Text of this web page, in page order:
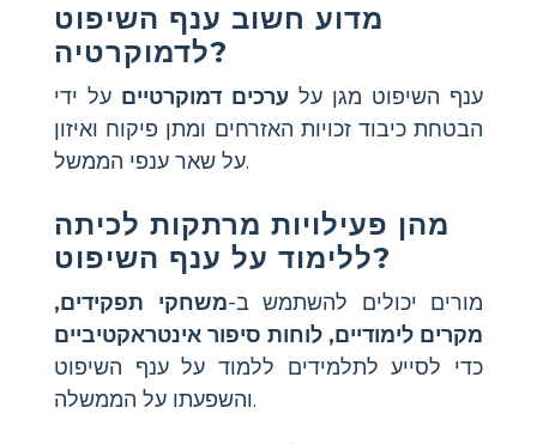
מדוע חשוב ענף השיפוט
לדמוקרטיה?
ענף השיפוט מגן על ערכים דמוקרטיים על ידי
הבטחת כיבוד זכויות האזרחים ומתן פיקוח ואיזון
על שאר ענפי הממשל.
מהן פעילויות מרתקות לכיתה
ללימוד על ענף השיפוט?
מורים יכולים להשתמש ב-משחקי תפקידים,
מקרים לימודיים, לוחות סיפור אינטראקטיביים
כדי לסייע לתלמידים ללמוד על ענף השיפוט
והשפעתו על הממשלה.